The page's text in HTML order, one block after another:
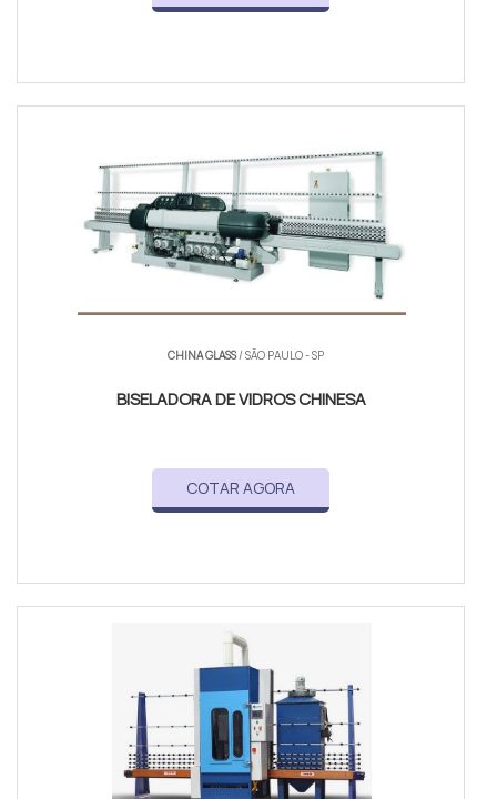
CHINA GLASS/ SÃO PAULO - SP
BISELADORA DE VIDROS CHINESA
COTAR AGORA